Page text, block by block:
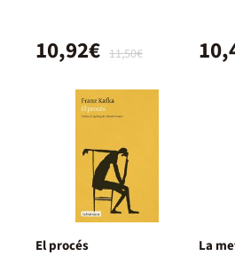
11,50€
10,92€
El procés La